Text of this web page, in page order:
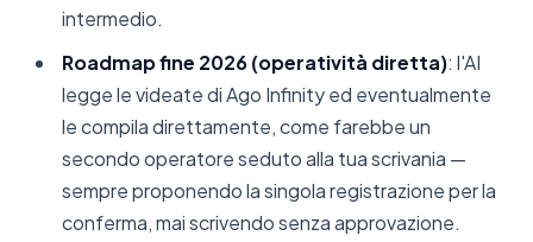
intermedio.
Roadmap fine 2026 (operatività diretta): l'AI
legge le videate di Ago Infinity ed eventualmente
le compila direttamente, come farebbe un
secondo operatore seduto alla tua scrivania —
sempre proponendo la singola registrazione per la
conferma, mai scrivendo senza approvazione.